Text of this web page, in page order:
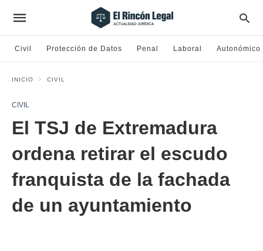
Civil Protección de Datos Penal Laboral Autonómico
INICIO CIVIL
CIVIL
El TSJ de Extremadura
ordena retirar el escudo
franquista de la fachada
de un ayuntamiento